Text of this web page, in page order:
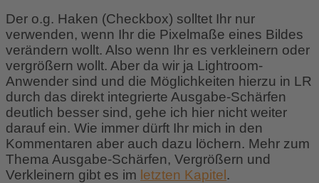
Der o.g. Haken (Checkbox) solltet Ihr nur
verwenden, wenn Ihr die Pixelmaße eines Bildes
verändern wollt. Also wenn Ihr es verkleinern oder
vergrößern wollt. Aber da wir ja Lightroom-
Anwender sind und die Möglichkeiten hierzu in LR
durch das direkt integrierte Ausgabe-Schärfen
deutlich besser sind, gehe ich hier nicht weiter
darauf ein. Wie immer dürft Ihr mich in den
Kommentaren aber auch dazu löchern. Mehr zum
Thema Ausgabe-Schärfen, Vergrößern und
Verkleinern gibt es im letzten Kapitel.